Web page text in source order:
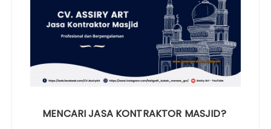
MENCARI JASA KONTRAKTOR MASJID?